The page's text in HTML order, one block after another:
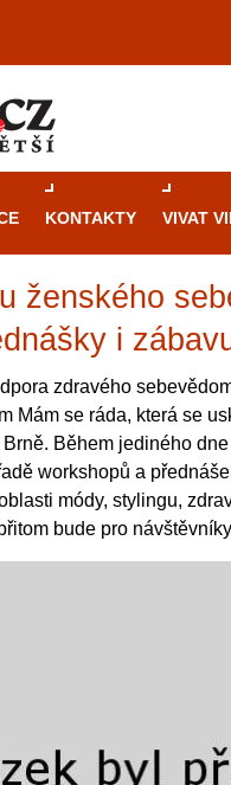
KONTAKTY VIVAT
ženského
i
zdravého
Mám se ráda, která se
Během jediného
workshopů a
módy, stylingu,
bude pro
Průvodce
rulety po
Brno je městem
restaurace,
místem, kde si
různé kasinové
metropoli
rulety až po
hráče. V...